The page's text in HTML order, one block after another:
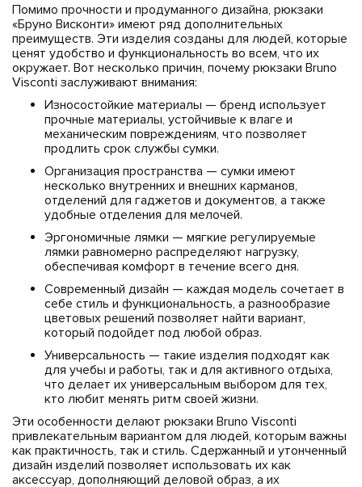
Помимо прочности и продуманного дизайна, рюкзаки
«Бруно Висконти» имеют ряд дополнительных
преимуществ. Эти изделия созданы для людей, которые
ценят удобство и функциональность во всем, что их
окружает. Вот несколько причин, почему рюкзаки Bruno
Visconti заслуживают внимания:
Износостойкие материалы — бренд использует
прочные материалы, устойчивые к влаге и
механическим повреждениям, что позволяет
продлить срок службы сумки.
Организация пространства — сумки имеют
несколько внутренних и внешних карманов,
отделений для гаджетов и документов, а также
удобные отделения для мелочей.
Эргономичные лямки — мягкие регулируемые
лямки равномерно распределяют нагрузку,
обеспечивая комфорт в течение всего дня.
Современный дизайн — каждая модель сочетает в
себе стиль и функциональность, а разнообразие
цветовых решений позволяет найти вариант,
который подойдет под любой образ.
Универсальность — такие изделия подходят как
для учебы и работы, так и для активного отдыха,
что делает их универсальным выбором для тех,
кто любит менять ритм своей жизни.
Эти особенности делают рюкзаки Bruno Visconti
привлекательным вариантом для людей, которым важны
как практичность, так и стиль. Сдержанный и утонченный
дизайн изделий позволяет использовать их как
аксессуар, дополняющий деловой образ, а их